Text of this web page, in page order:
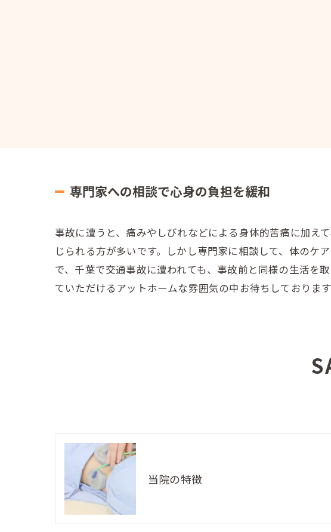
専門家への相談で心身の負担を緩和
事故に遭うと、痛みやしびれなどによる身体的苦痛に加え
じられる方が多いです。しかし専門家に相談して、体のケ
で、千葉で交通事故に遭われても、事故前と同様の生活を
ていただけるアットホームな雰囲気の中お待ちしております
当院の特徴